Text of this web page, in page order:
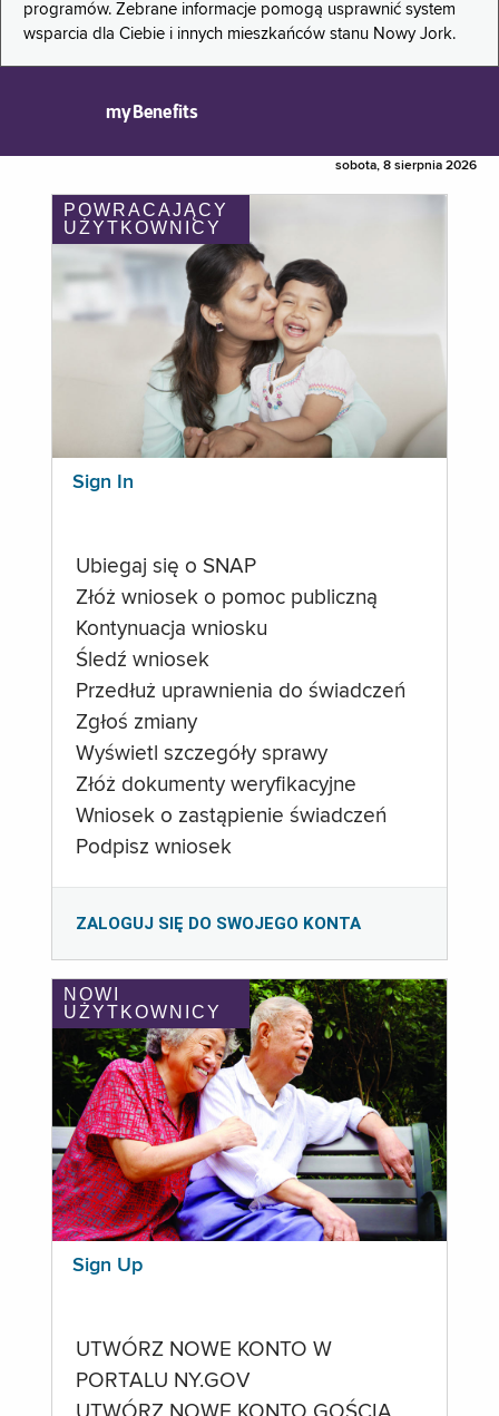
programów. Zebrane informacje pomogą usprawnić system
wsparcia dla Ciebie i innych mieszkańców stanu Nowy Jork.
myBenefits
sobota, 8 sierpnia 2026
POWRACAJĄCY
UŻYTKOWNICY
Sign In
Ubiegaj się o SNAP
Złóż wniosek o pomoc publiczną
Kontynuacja wniosku
Śledź wniosek
Przedłuż uprawnienia do świadczeń
Zgłoś zmiany
Wyświetl szczegóły sprawy
Złóż dokumenty weryfikacyjne
Wniosek o zastąpienie świadczeń
Podpisz wniosek
ZALOGUJ SIĘ DO SWOJEGO KONTA
NOWI
UŻYTKOWNICY
Sign Up
UTWÓRZ NOWE KONTO W
PORTALU NY.GOV